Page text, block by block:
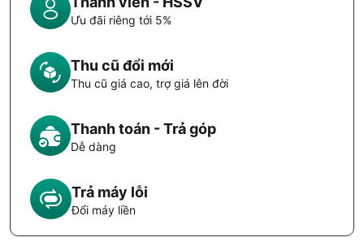
Ưu đãi riêng tới 5%
Thu cũ đổi mới
Thu cũ giá cao, trợ giá lên đời
Thanh toán - Trả góp
Dễ dàng
Trả máy lỗi
Đổi máy liền